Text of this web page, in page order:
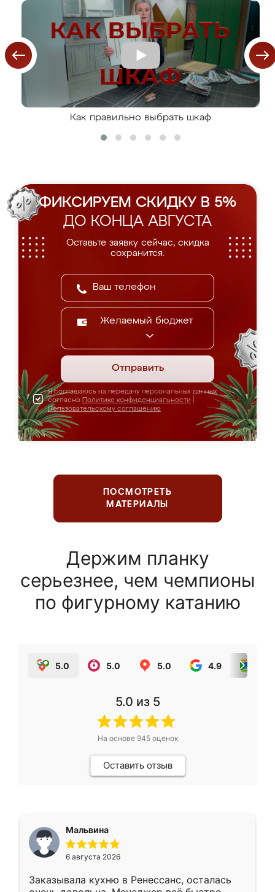
Как правильно выбрать шкаф
ФИКСИРУЕМ СКИДКУ В 5%
ДО КОНЦА АВГУСТА
Оставьте заявку сейчас, скидка
сохранится.
Желаемый бюджет
Отправить
Я соглашаюсь на передачу персональных данных
согласно Политике конфиденциальности
Пользовательскому соглашению
ПОСМОТРЕТЬ
МАТЕРИАЛЫ
Держим планку
серьезнее, чем чемпионы
по фигурному катанию
5.0 5.0 5.0 4.9
5.0 из 5
На основе 945оценок
Оставить отзыв
Мальвина
6 августа 2026
Заказывала кухню в Ренессанс, осталась